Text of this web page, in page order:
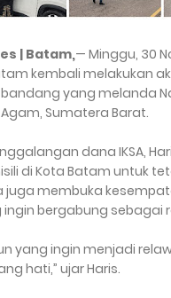
| Batam,— Minggu, 30
kembali melakukan
yang melanda
Sumatera Barat.
dana IKSA,
di Kota Batam untuk
juga membuka
bergabung sebagai
yang ingin menjadi
hati,” ujar Haris.